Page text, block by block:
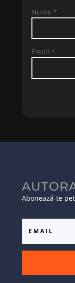
Nume *
Email *
Abonează-te